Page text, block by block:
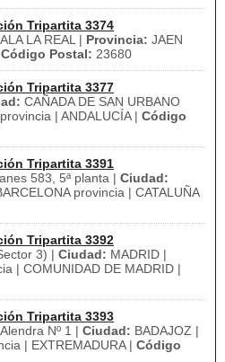
Tripartita 3374
LA REAL | Provincia: JAEN
Código Postal: 23680
Tripartita 3377
CAÑADA DE SAN URBANO
| ANDALUCÍA | Código
Tripartita 3391
583, 5ª planta | Ciudad:
provincia | CATALUÑA
Tripartita 3392
3) | Ciudad: MADRID |
| COMUNIDAD DE MADRID |
Tripartita 3393
Nº 1 | Ciudad: BADAJOZ |
| EXTREMADURA | Código